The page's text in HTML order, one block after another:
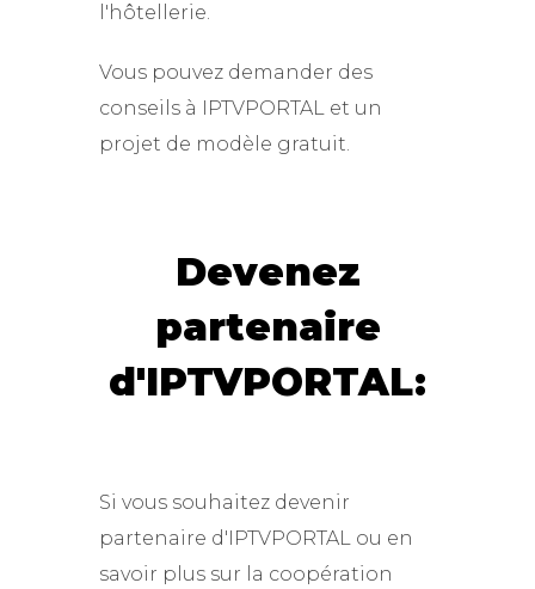
l'hôtellerie.
Vous pouvez demander des
conseils à IPTVPORTAL et un
projet de modèle gratuit.
Devenez
partenaire
d'IPTVPORTAL:
Si vous souhaitez devenir
partenaire d'IPTVPORTAL ou en
savoir plus sur la coopération